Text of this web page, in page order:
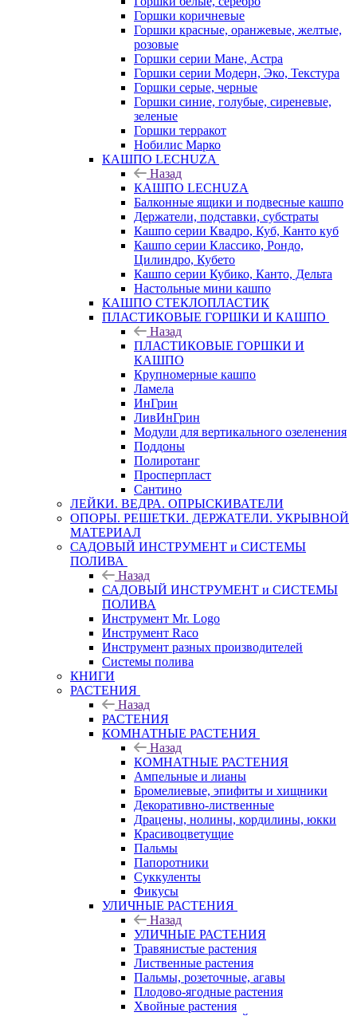
Горшки коричневые
Горшки красные, оранжевые, желтые,
розовые
Горшки серии Мане, Астра
Горшки серии Модерн, Эко, Текстура
Горшки серые, черные
Горшки синие, голубые, сиреневые,
зеленые
Горшки терракот
Нобилис Марко
КАШПО LECHUZA
Назад
КАШПО LECHUZA
Балконные ящики и подвесные кашпо
Держатели, подставки, субстраты
Кашпо серии Квадро, Куб, Канто куб
Кашпо серии Классико, Рондо,
Цилиндро, Кубето
Кашпо серии Кубико, Канто, Дельта
Настольные мини кашпо
КАШПО СТЕКЛОПЛАСТИК
ПЛАСТИКОВЫЕ ГОРШКИ И КАШПО
Назад
ПЛАСТИКОВЫЕ ГОРШКИ И
КАШПО
Крупномерные кашпо
Ламела
ИнГрин
ЛивИнГрин
Модули для вертикального озеленения
Поддоны
Полиротанг
Просперпласт
Сантино
ЛЕЙКИ. ВЕДРА. ОПРЫСКИВАТЕЛИ
ОПОРЫ. РЕШЕТКИ. ДЕРЖАТЕЛИ. УКРЫВНОЙ
МАТЕРИАЛ
САДОВЫЙ ИНСТРУМЕНТ и СИСТЕМЫ
ПОЛИВА
Назад
САДОВЫЙ ИНСТРУМЕНТ и СИСТЕМЫ
ПОЛИВА
Инструмент Mr. Logo
Инструмент Raco
Инструмент разных производителей
Системы полива
КНИГИ
РАСТЕНИЯ
Назад
РАСТЕНИЯ
КОМНАТНЫЕ РАСТЕНИЯ
Назад
КОМНАТНЫЕ РАСТЕНИЯ
Ампельные и лианы
Бромелиевые, эпифиты и хищники
Декоративно-лиственные
Драцены, нолины, кордилины, юкки
Красивоцветущие
Пальмы
Папоротники
Суккуленты
Фикусы
УЛИЧНЫЕ РАСТЕНИЯ
Назад
УЛИЧНЫЕ РАСТЕНИЯ
Травянистые растения
Лиственные растения
Пальмы, розеточные, агавы
Плодово-ягодные растения
Хвойные растения